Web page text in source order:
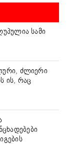
სამი
ძლიერი
ის, რაც